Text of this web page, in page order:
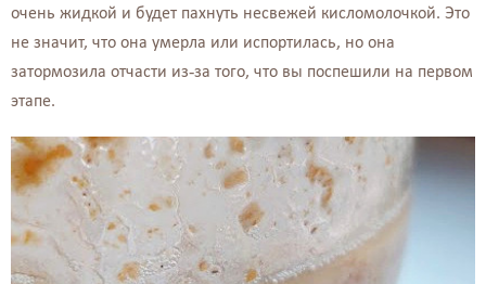
очень жидкой и будет пахнуть несвежей кисломолочкой. Это
не значит, что она умерла или испортилась, но она
затормозила отчасти из-за того, что вы поспешили на первом
этапе.